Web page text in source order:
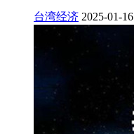
台湾经济 2025-01-16